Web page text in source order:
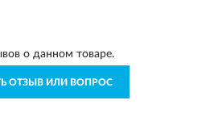
о данном товаре.
ОТЗЫВ ИЛИ ВОПРОС